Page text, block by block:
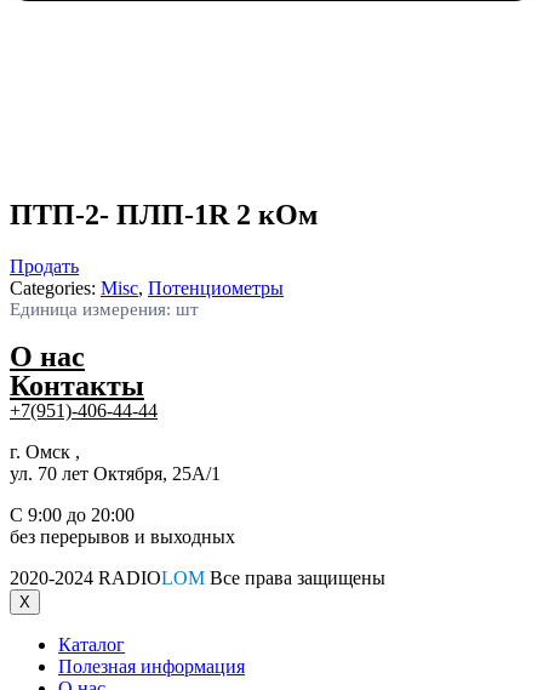
ПТП-2- ПЛП-1R 2 кОм
Продать
Categories: Misc, Потенциометры
Единица измерения: шт
О нас
Контакты
+7(951)-406-44-44
г. Омск ,
ул. 70 лет Октября, 25А/1
С 9:00 до 20:00
без перерывов и выходных
2020-2024 RADIOLOM Все права защищены
X
Каталог
Полезная информация